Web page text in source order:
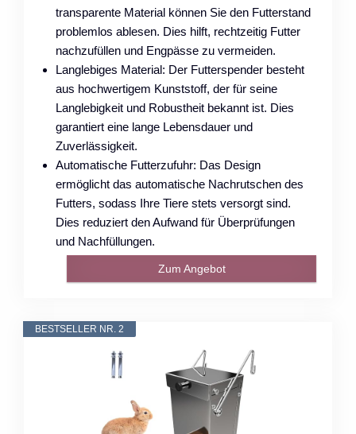
transparente Material können Sie den Futterstand
problemlos ablesen. Dies hilft, rechtzeitig Futter
nachzufüllen und Engpässe zu vermeiden.
Langlebiges Material: Der Futterspender besteht
aus hochwertigem Kunststoff, der für seine
Langlebigkeit und Robustheit bekannt ist. Dies
garantiert eine lange Lebensdauer und
Zuverlässigkeit.
Automatische Futterzufuhr: Das Design
ermöglicht das automatische Nachrutschen des
Futters, sodass Ihre Tiere stets versorgt sind.
Dies reduziert den Aufwand für Überprüfungen
und Nachfüllungen.
Zum Angebot
BESTSELLER NR. 2